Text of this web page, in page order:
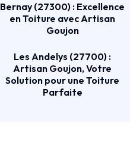
Bernay (27300) : Excellence
en Toiture avec Artisan
Goujon
Les Andelys (27700) :
Artisan Goujon, Votre
Solution pour une Toiture
Parfaite